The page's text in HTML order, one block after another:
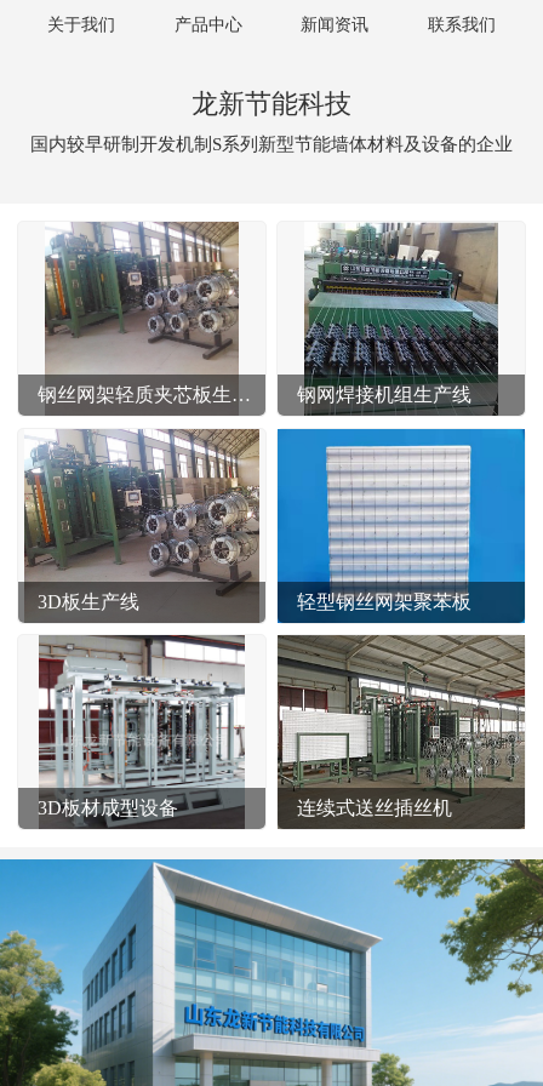
关于我们 产品中心 新闻资讯 联系我们
龙新节能科技
国内较早研制开发机制S系列新型节能墙体材料及设备的企业
钢丝网架轻质夹芯板生产线 钢网焊接机组生产线
3D板生产线 轻型钢丝网架聚苯板
3D板材成型设备 连续式送丝插丝机